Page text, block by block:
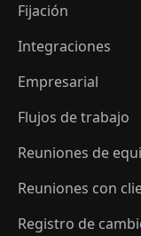
Fijación
Integraciones
Empresarial
Flujos de trabajo
Reuniones de
Reuniones con
Registro de